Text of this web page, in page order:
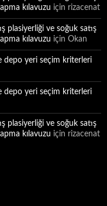
kılavuzu için rizacenat
plasiyerliği ve soğuk satış
kılavuzu için Okan
depo yeri seçim kriterleri
depo yeri seçim kriterleri
plasiyerliği ve soğuk satış
kılavuzu için rizacenat